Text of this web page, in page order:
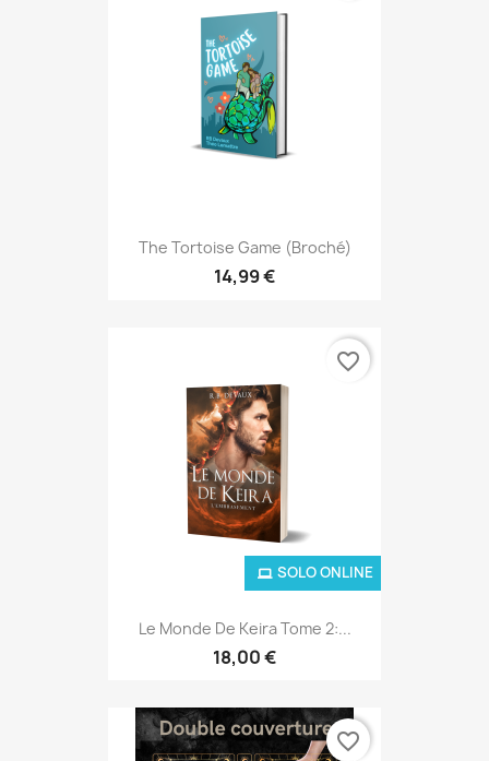
The Tortoise Game (broché)
14,99 €
Le Monde De Keira Tome 2:...
18,00 €
SOLO ONLINE
favorite_border
favorite_border